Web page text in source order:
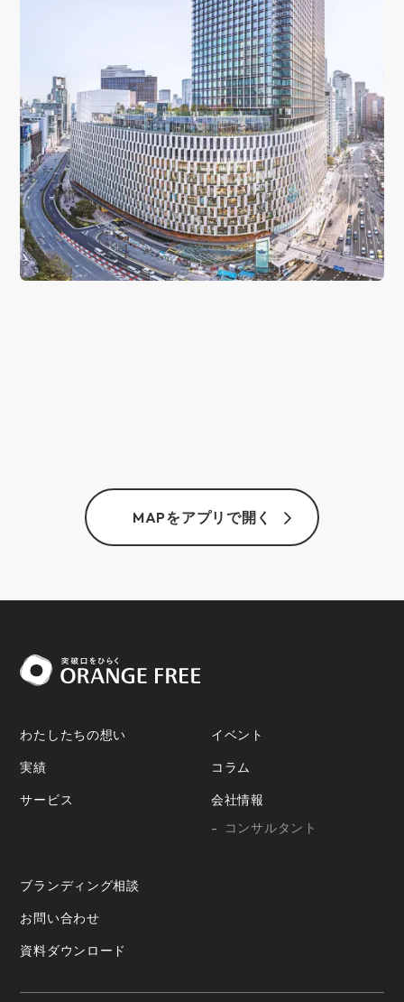
MAPをアプリで開く
わたしたちの想い
実績
サービス
イベント
コラム
会社情報
コンサルタント
ブランディング相談
お問い合わせ
資料ダウンロード